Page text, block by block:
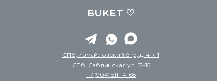
BUKET ♡
+7 (904) 511-14-68
СПб, Измайловский б-р, д. 4 к. 1
СПб, Саблинская ул. 13-15